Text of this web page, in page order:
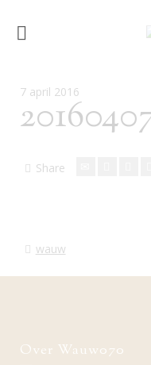
7 april 2016
Share
wauw
Over Wauw070